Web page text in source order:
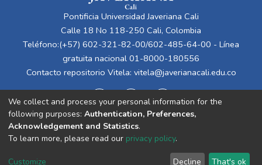
Pontificia Universidad Javeriana Cali
Calle 18 No 118-250 Cali, Colombia
Teléfono:(+57) 602-321-82-00/602-485-64-00 - Línea
gratuita nacional 01-8000-180556
Contacto repositorio Vitela: vitela@javerianacali.edu.co
Cookie End User Send
We collect and process your personal information for the
following purposes: Authentication, Preferences,
Acknowledgement and Statistics.
To learn more, please read our privacy policy.
Customize Decline That's ok